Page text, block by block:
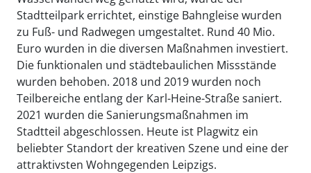
Stadtteilpark errichtet, einstige Bahngleise wurden
zu Fuß- und Radwegen umgestaltet. Rund 40 Mio.
Euro wurden in die diversen Maßnahmen investiert.
Die funktionalen und städtebaulichen Missstände
wurden behoben. 2018 und 2019 wurden noch
Teilbereiche entlang der Karl-Heine-Straße saniert.
2021 wurden die Sanierungsmaßnahmen im
Stadtteil abgeschlossen. Heute ist Plagwitz ein
beliebter Standort der kreativen Szene und eine der
attraktivsten Wohngegenden Leipzigs.